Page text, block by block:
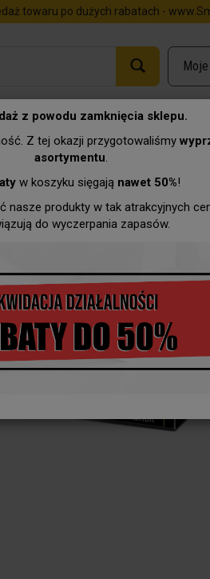
z powodu zamknięcia sklepu.
Z tej okazji przygotowaliśmy
asortymentu.
w koszyku sięgają nawet 50%!
nasze produkty w tak atrakcyjnych
do wyczerpania zapasów.
towaru po dużych rabatach -
Zawody